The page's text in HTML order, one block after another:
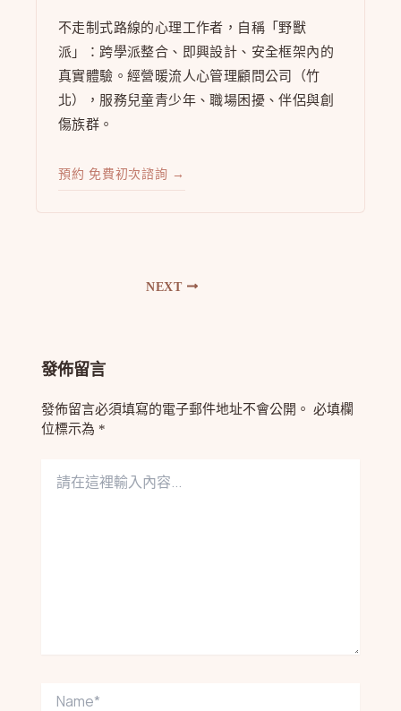
不走制式路線的心理工作者，自稱「野獸
派」：跨學派整合、即興設計、安全框架內的
真實體驗。經營暖流人心管理顧問公司（竹
北），服務兒童青少年、職場困擾、伴侶與創
傷族群。
預約 免費初次諮詢 →
NEXT
發佈留言
發佈留言必須填寫的電子郵件地址不會公開。 必填欄
位標示為 *